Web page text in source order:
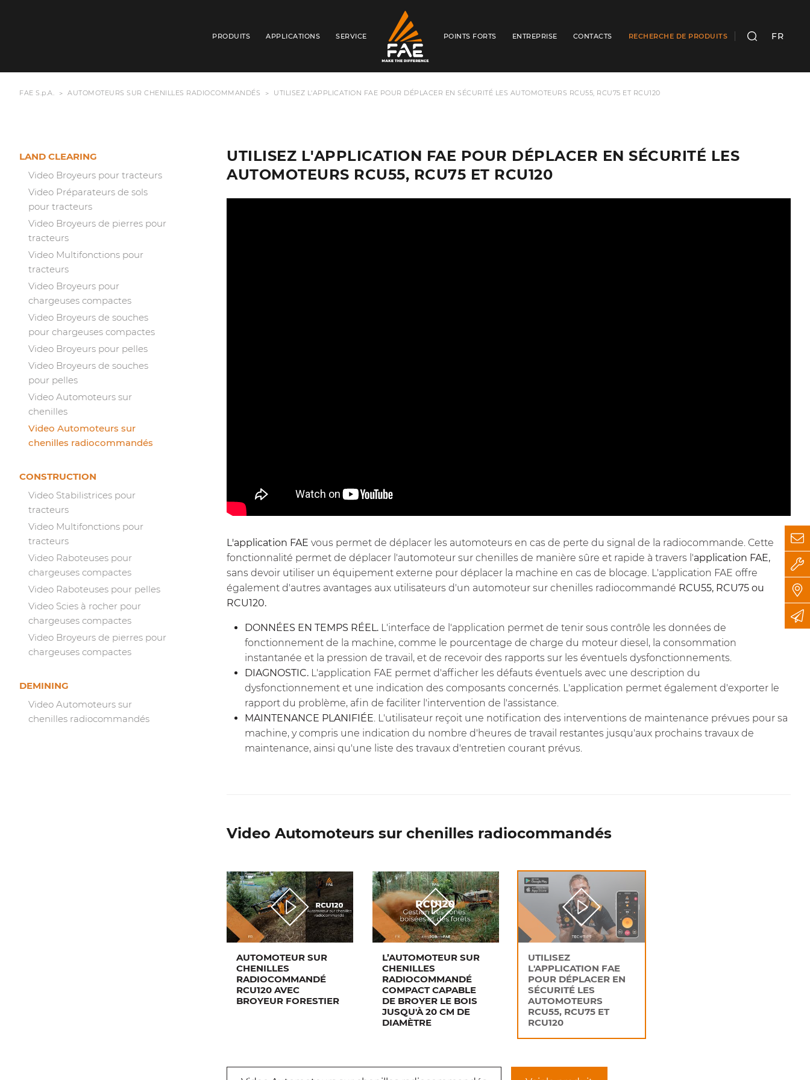
PRODUITS APPLICATIONS SERVICE POINTS FORTS ENTREPRISE CONTACTS RECHERCHE DE PRODUITS RECHERCHER
FR
FAE S.p.A. AUTOMOTEURS SUR CHENILLES RADIOCOMMANDÉS UTILISEZ L'APPLICATION FAE POUR DÉPLACER EN SÉCURITÉ LES AUTOMOTEURS RCU55, RCU75 ET RCU120
LAND CLEARING
Video Broyeurs pour tracteurs
Video Préparateurs de sols
pour tracteurs
Video Broyeurs de pierres pour
tracteurs
Video Multifonctions pour
tracteurs
Video Broyeurs pour
chargeuses compactes
Video Broyeurs de souches
pour chargeuses compactes
Video Broyeurs pour pelles
Video Broyeurs de souches
pour pelles
Video Automoteurs sur
chenilles
Video Automoteurs sur
chenilles radiocommandés
CONSTRUCTION
Video Stabilistrices pour
tracteurs
Video Multifonctions pour
tracteurs
Video Raboteuses pour
chargeuses compactes
Video Raboteuses pour pelles
Video Scies à rocher pour
chargeuses compactes
Video Broyeurs de pierres pour
chargeuses compactes
DEMINING
Video Automoteurs sur
chenilles radiocommandés
UTILISEZ L'APPLICATION FAE POUR DÉPLACER EN SÉCURITÉ LES
AUTOMOTEURS RCU55, RCU75 ET RCU120
L'application FAE vous permet de déplacer les automoteurs en cas de perte du signal de la radiocommande. Cette
fonctionnalité permet de déplacer l'automoteur sur chenilles de manière sûre et rapide à travers l'application FAE,
sans devoir utiliser un équipement externe pour déplacer la machine en cas de blocage. L'application FAE offre
également d'autres avantages aux utilisateurs d'un automoteur sur chenilles radiocommandé RCU55, RCU75 ou
RCU120.
DONNÉES EN TEMPS RÉEL. L'interface de l'application permet de tenir sous contrôle les données de
fonctionnement de la machine, comme le pourcentage de charge du moteur diesel, la consommation
instantanée et la pression de travail, et de recevoir des rapports sur les éventuels dysfonctionnements.
DIAGNOSTIC. L'application FAE permet d'afficher les défauts éventuels avec une description du
dysfonctionnement et une indication des composants concernés. L'application permet également d'exporter le
rapport du problème, afin de faciliter l'intervention de l'assistance.
MAINTENANCE PLANIFIÉE . L'utilisateur reçoit une notification des interventions de maintenance prévues pour sa
machine, y compris une indication du nombre d'heures de travail restantes jusqu'aux prochains travaux de
maintenance, ainsi qu'une liste des travaux d'entretien courant prévus.
Video Automoteurs sur chenilles radiocommandés
AUTOMOTEUR SUR
CHENILLES
RADIOCOMMANDÉ
RCU120 AVEC
BROYEUR FORESTIER
L’AUTOMOTEUR SUR
CHENILLES
RADIOCOMMANDÉ
COMPACT CAPABLE
DE BROYER LE BOIS
JUSQU'À 20 CM DE
DIAMÈTRE
UTILISEZ
L'APPLICATION FAE
POUR DÉPLACER EN
SÉCURITÉ LES
AUTOMOTEURS
RCU55, RCU75 ET
RCU120